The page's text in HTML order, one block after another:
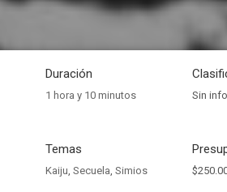
Duración
1 hora y 10 minutos Sin
Temas
Kaiju, Secuela, Simios